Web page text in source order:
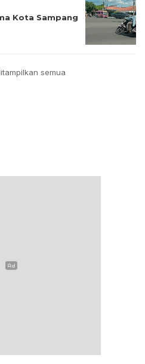
Kota Sampang
semua